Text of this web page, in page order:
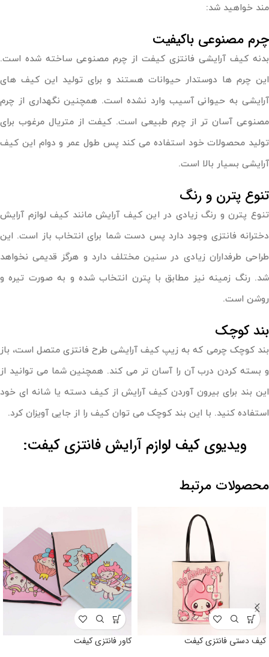
مند خواهید شد:
چرم مصنوعی باکیفیت
بدنه کیف آرایشی فانتزی کیفت از چرم مصنوعی ساخته شده است.
این چرم ها دوستدار حیوانات هستند و برای تولید این کیف های
آرایشی به حیوانی آسیب وارد نشده است. همچنین نگهداری از چرم
مصنوعی آسان تر از چرم طبیعی است. کیفت از متریال مرغوب برای
تولید محصولات خود استفاده می کند پس طول عمر و دوام این کیف
آرایشی بسیار بالا است.
تنوع پترن و رنگ
تنوع پترن و رنگ زیادی در این کیف آرایش مانند کیف لوازم آرایش
دخترانه فانتزی وجود دارد پس دست شما برای انتخاب باز است. این
طراحی طرفداران زیادی در سنین مختلف دارد و هرگز قدیمی نخواهد
شد. رنگ زمینه نیز مطابق با پترن انتخاب شده و به صورت تیره و
روشن است.
بند کوچک
بند کوچک چرمی که به زیپ کیف آرایشی طرح فانتزی متصل است، باز
و بسته کردن درب آن را آسان تر می کند. همچنین شما می توانید از
این بند برای بیرون آوردن کیف آرایش از کیف دسته یا شانه ای خود
استفاده کنید. با این بند کوچک می توان کیف را از جایی آویزان کرد.
ویدیوی کیف لوازم آرایش فانتزی کیفت:
محصولات مرتبط
کیف دستی فانتزی کیفت
کاور فانتزی کیفت